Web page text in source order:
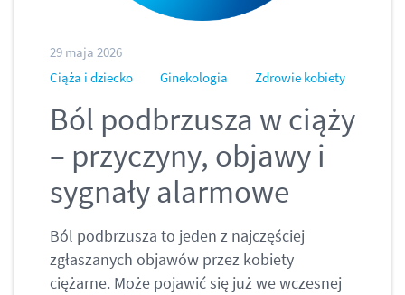
29 maja 2026
Ciąża i dziecko
Ginekologia Zdrowie kobiety
Ból podbrzusza w ciąży
– przyczyny, objawy i
sygnały alarmowe
Ból podbrzusza to jeden z najczęściej
zgłaszanych objawów przez kobiety
ciężarne. Może pojawić się już we wczesnej